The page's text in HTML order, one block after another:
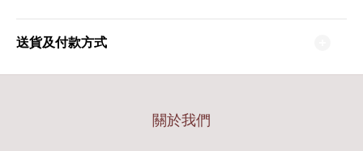
送貨及付款方式
關於我們